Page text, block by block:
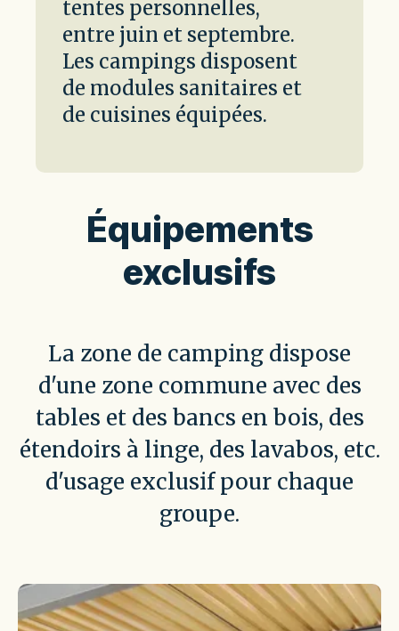
tentes personnelles,
entre juin et septembre.
Les campings disposent
de modules sanitaires et
de cuisines équipées.
Équipements
exclusifs
La zone de camping dispose
d'une zone commune avec des
tables et des bancs en bois, des
étendoirs à linge, des lavabos, etc.
d'usage exclusif pour chaque
groupe.